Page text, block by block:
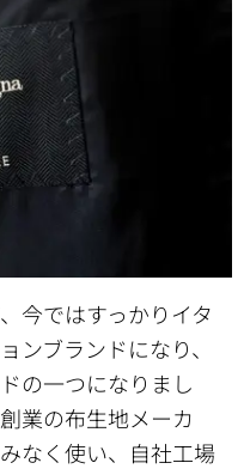
今ではすっかりイタ
ンブランドになり、
の一つになりまし
業の布生地メーカ
なく使い、自社工場